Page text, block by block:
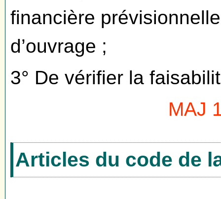
financière
d’ouvrage ;
3° De vérifier la
MAJ
Articles du code de